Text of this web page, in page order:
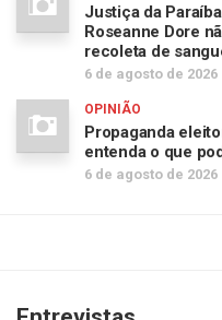
Justiça da
Roseanne Dore
recoleta de
6 de agosto de 2026
OPINIÃO
Propaganda
entenda o que
6 de agosto de 2026